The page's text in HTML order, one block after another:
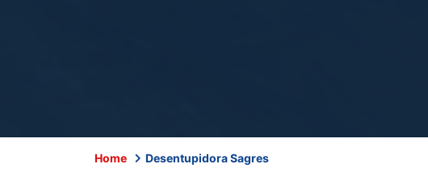
Home Desentupidora Sagres